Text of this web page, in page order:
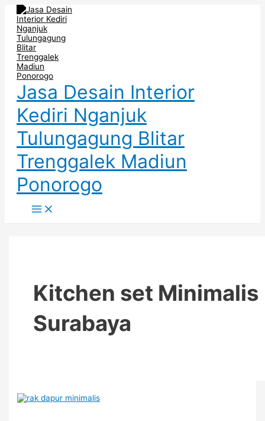
Skip
content
Jasa Desain Interior
Kediri Nganjuk
Tulungagung Blitar
Trenggalek Madiun
Ponorogo
Menu
Kitchen set Minimalis
Surabaya
RAK
DAPUR
MINIMALIS
DI
PASURUAN
RAK
DAPUR
MINIMALIS
TEMPEL
DINDING
DI
TRENGGALEK
RAK
DAPUR
CANTIK
DI
TULUNGAGUNG
Post
pagination